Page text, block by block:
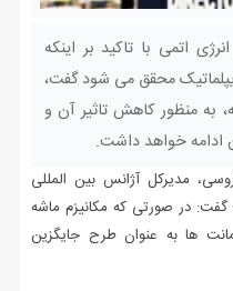
اتمی با تاکید بر اینکه
محقق می شود گفت،
به منظور کاهش تاثیر آن و
ادامه خواهد داشت.
مدیرکل آژانس بین المللی
گفت: در صورتی که مکانیزم ماشه
ها به عنوان طرح جایگزین